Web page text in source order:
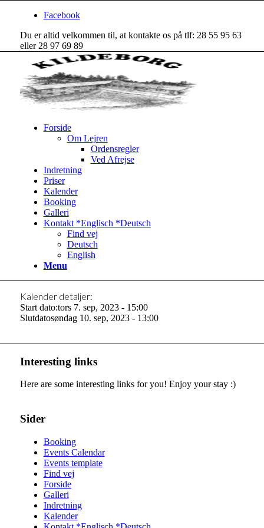
Facebook
Du er altid velkommen til, at kontakte os på tlf: 28 55 95 63
eller 28 97 69 89
Forside
Om Lejren
Ordensregler
Ved Afrejse
Indretning
Priser
Kalender
Booking
Galleri
Kontakt *Englisch *Deutsch
Find vej
Deutsch
English
Menu
Kalender detaljer:
Start dato:tors 7. sep, 2023 - 15:00
Slutdatosøndag 10. sep, 2023 - 13:00
Interesting links
Here are some interesting links for you! Enjoy your stay :)
Sider
Booking
Events Calendar
Events template
Find vej
Forside
Galleri
Indretning
Kalender